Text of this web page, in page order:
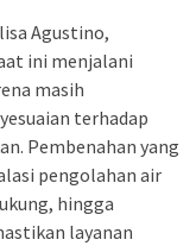
Agustino,
ini menjalani
masih
terhadap
Pembenahan yang
pengolahan air
hingga
layanan